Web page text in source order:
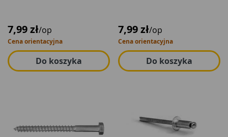
7,99 zł/op
Cena orientacyjna
Do koszyka
7,99 zł/op
Cena orientacyjna
Do koszyka